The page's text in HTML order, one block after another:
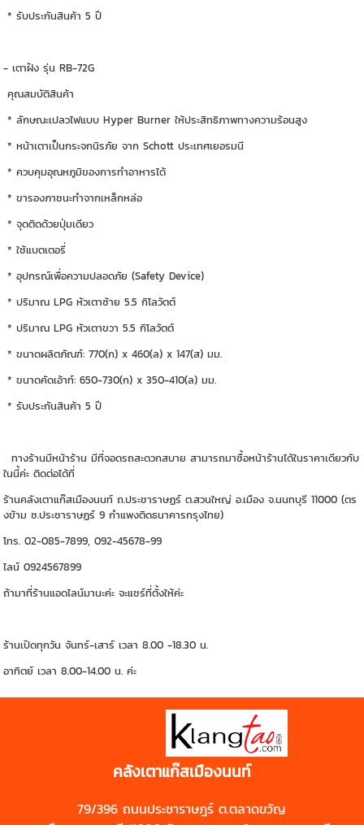
* รับประกันสินค้า 5 ปี
- เตาฝัง รุ่น RB-72G
คุณสมบัติสินค้า
* ลักษณะเปลวไฟแบบ Hyper Burner ให้ประสิทธิภาพทางความร้อนสูง
* หน้าเตาเป็นกระจกนิรภัย จาก Schott ประเทศเยอรมนี
* ควบคุมอุณหภูมิของการทำอาหารได้
* ขารองภาชนะทำจากเหล็กหล่อ
* จุดติดด้วยปุ่มเดียว
* ใช้แบตเตอรี่
* อุปกรณ์เพื่อความปลอดภัย (Safety Device)
* ปริมาณ LPG หัวเตาซ้าย 5.5 กิโลวัตต์
* ปริมาณ LPG หัวเตาขวา 5.5 กิโลวัตต์
* ขนาดผลิตภัณฑ์: 770(ก) x 460(ล) x 147(ส) มม.
* ขนาดคัดเอ้าท์: 650-730(ก) x 350-410(ล) มม.
* รับประกันสินค้า 5 ปี
ทางร้านมีหน้าร้าน มีที่จอดรถสะดวกสบาย สามารถมาซื้อหน้าร้านได้ในราคาเดียวกับ
ในนี้ค่ะ ติดต่อได้ที่
ร้านคลังเตาแก๊สเมืองนนท์ ถ.ประชาราษฏร์ ต.สวนใหญ่ อ.เมือง จ.นนทบุรี 11000 (ตร
งข้าม ซ.ประชาราษฏร์ 9 กำแพงติดธนาคารกรุงไทย)
โทร. 02-085-7899, 092-45678-99
ไลน์ 0924567899
ถ้ามาที่ร้านแอดไลน์มานะค่ะ จะแชร์ที่ตั้งให้ค่ะ
ร้านเปิดทุกวัน จันทร์-เสาร์ เวลา 8.00 -18.30 น.
อาทิตย์ เวลา 8.00-14.00 น. ค่ะ
คลังเตาแก๊สเมืองนนท์
79/396 ถนนประชาราษฎร์ ต.ตลาดขวัญ